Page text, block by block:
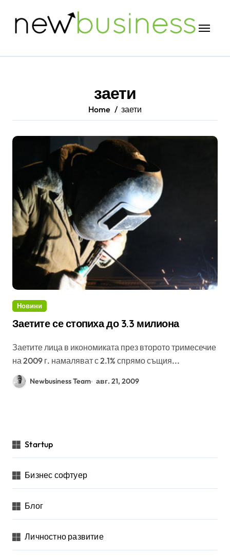
заети
Home заети
Новини
Заетите се стопиха до 3.3 милиона
Заетите лица в икономиката през второто тримесечие
на 2009 г. намаляват с 2.1% спрямо същия...
Newbusiness Team авг. 21, 2009
Startup
Бизнес софтуер
Блог
Личностно развитие